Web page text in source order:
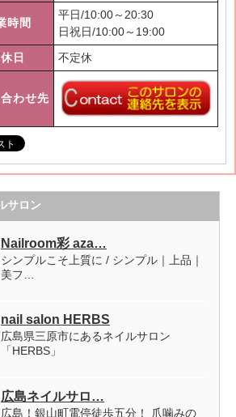
時間
平日/10:00～20:30
日祝日/10:00～19:00
日
不定休
わせ先
サロン
Nailroom彩 aza…
シンプルこそ上質に / シンプル｜上品｜
美フ…
nail salon HERBS
広島県三原市にあるネイルサロン
「HERBS」
広島ネイルサロ…
広島！銀山町電停徒歩五分！ 爪噛みの